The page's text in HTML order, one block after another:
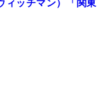
ィッチマン）「関東